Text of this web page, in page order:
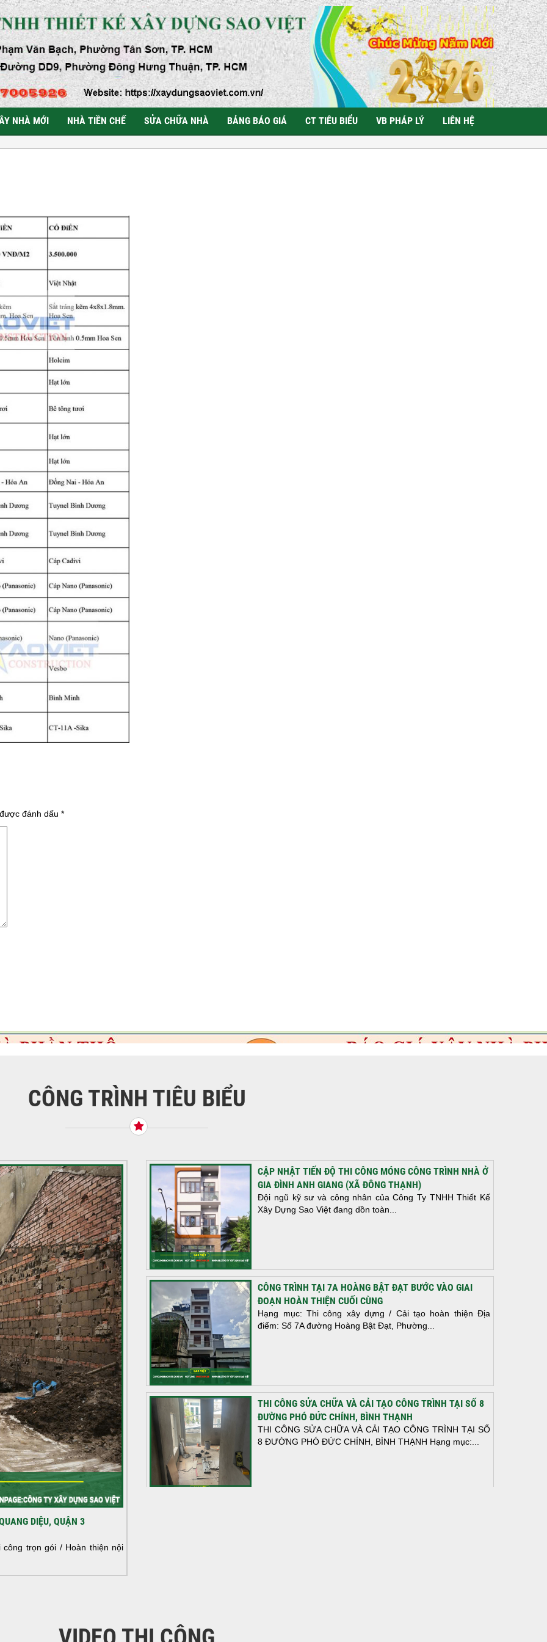
NHÀ MỚI NHÀ TIỀN CHẾ SỬA CHỮA NHÀ BẢNG BÁO GIÁ CT TIÊU BIỂU VB PHÁP LÝ LIÊN HỆ
đánh dấu *
CÔNG TRÌNH TIÊU BIỂU
DIỆU, QUẬN 3
trọn gói / Hoàn thiện nội
CẬP NHẬT TIẾN ĐỘ THI CÔNG MÓNG CÔNG TRÌNH NHÀ Ở
GIA ĐÌNH ANH GIANG (XÃ ĐÔNG THẠNH)
Đội ngũ kỹ sư và công nhân của Công Ty TNHH Thiết Kế
Xây Dựng Sao Việt đang dồn toàn...
CÔNG TRÌNH TẠI 7A HOÀNG BẬT ĐẠT BƯỚC VÀO GIAI
ĐOẠN HOÀN THIỆN CUỐI CÙNG
Hạng mục: Thi công xây dựng / Cải tạo hoàn thiện Địa
điểm: Số 7A đường Hoàng Bật Đạt, Phường...
THI CÔNG SỬA CHỮA VÀ CẢI TẠO CÔNG TRÌNH TẠI SỐ 8
ĐƯỜNG PHÓ ĐỨC CHÍNH, BÌNH THẠNH
THI CÔNG SỬA CHỮA VÀ CẢI TẠO CÔNG TRÌNH TẠI SỐ
8 ĐƯỜNG PHÓ ĐỨC CHÍNH, BÌNH THẠNH Hạng mục:...